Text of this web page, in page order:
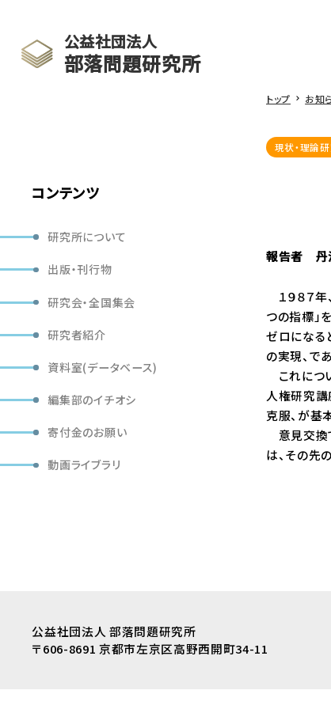
公益社団法人
部落問題研究所
コンテンツ
研究所について
出版・刊行物
研究会・全国集会
研究者紹介
資料室(データベース)
編集部のイチオシ
寄付金のお願い
動画ライブラリ
トップ お知
現状・理論
報告者 丹
１９８７
つの指標」
ゼロになる
の実現、で
これにつ
人権研究講
克服、が基
意見交換
は、その先
公益社団法人 部落問題研究所
〒606-8691 京都市左京区高野西開町34-11